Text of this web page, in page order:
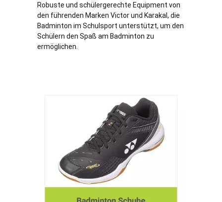
Robuste und schülergerechte Equipment von
den führenden Marken Victor und Karakal, die
Badminton im Schulsport unterstützt, um den
Schülern den Spaß am Badminton zu
ermöglichen.